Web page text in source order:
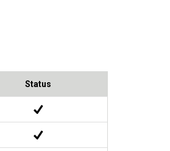
Status